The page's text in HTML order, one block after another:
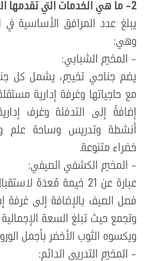
2-
ما هي الخدمات التي تقدمها
وهي:
- المخيم الشبابي:
مع حاجياتها وغرفة إدارية
إضافةً إلى التدفئة وغرف
أنشطة وتدريس وساحة علم
خضراء متنوعة.
- المخيم الكشفي الصيفي:
عبارة عن 21 خيمة مُعدَة
فصل الصيف بالإضافة إلى غرفة
ويكسوه الثوب الأخضر بأجمل
- المخيم التدريبي الدائم: